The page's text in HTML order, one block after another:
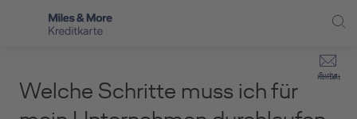
Direkt zur Suche (Enter drücken)
Kontakt
Suche
Selbstständige
Welche Schritte muss ich für